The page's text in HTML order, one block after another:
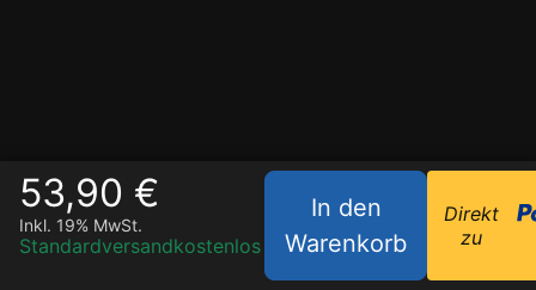
53,90 €
Inkl. 19% MwSt.
Standardversandkostenlos
In den
Warenkorb
Direkt
zu